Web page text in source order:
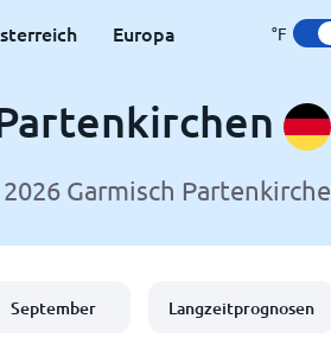
Europa °F
Garmisch
September Langzeitprognosen